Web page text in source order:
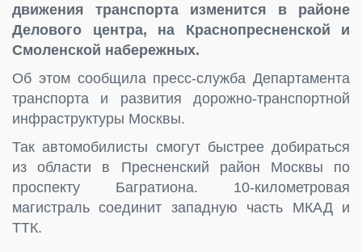
движения транспорта изменится в районе
Делового центра, на Краснопресненской и
Смоленской набережных.
Об этом сообщила пресс-служба Департамента
транспорта и развития дорожно-транспортной
инфраструктуры Москвы.
Так автомобилисты смогут быстрее добираться
из области в Пресненский район Москвы по
проспекту Багратиона. 10-километровая
магистраль соединит западную часть МКАД и
ТТК.